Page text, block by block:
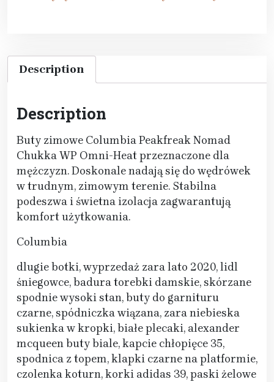
Description
Description
Buty zimowe Columbia Peakfreak Nomad
Chukka WP Omni-Heat przeznaczone dla
mężczyzn. Doskonale nadają się do wędrówek
w trudnym, zimowym terenie. Stabilna
podeszwa i świetna izolacja zagwarantują
komfort użytkowania.
Columbia
dlugie botki, wyprzedaż zara lato 2020, lidl
śniegowce, badura torebki damskie, skórzane
spodnie wysoki stan, buty do garnituru
czarne, spódniczka wiązana, zara niebieska
sukienka w kropki, białe plecaki, alexander
mcqueen buty biale, kapcie chłopięce 35,
spodnica z topem, klapki czarne na platformie,
czolenka koturn, korki adidas 39, paski żelowe